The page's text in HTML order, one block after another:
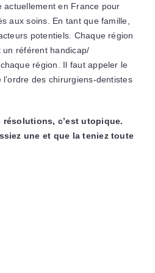
actuellement en France pour
aux soins. En tant que famille,
potentiels. Chaque région
un référent handicap/
région. Il faut appeler le
des chirurgiens-dentistes
c’est utopique.
une et que la teniez toute